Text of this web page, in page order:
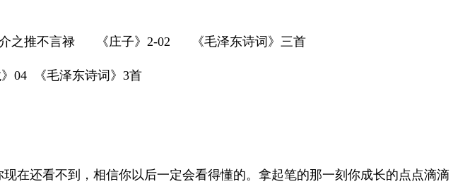
介之推不言禄 《庄子》2-02 《毛泽东诗词》三首
04 《毛泽东诗词》3首
在还看不到，相信你以后一定会看得懂的。拿起笔的那一刻你成长的点点滴滴